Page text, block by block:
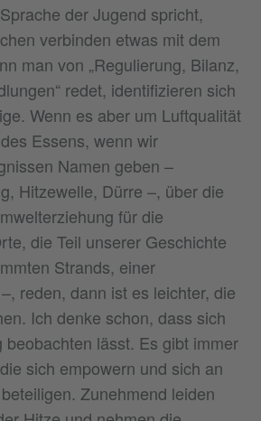
der Jugend spricht,
verbinden etwas mit dem
man von „Regulierung, Bilanz,
redet, identifizieren sich
Wenn es aber um Luftqualität
Essens, wenn wir
Namen geben –
Hitzewelle, Dürre –, über die
für die
die Teil unserer Geschichte
Strands, einer
reden, dann ist es leichter, die
Ich denke schon, dass sich
beobachten lässt. Es gibt immer
sich empowern und sich an
Zunehmend leiden